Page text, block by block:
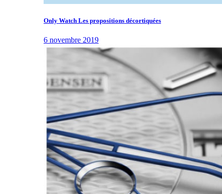
Only Watch Les propositions décortiquées
6 novembre 2019